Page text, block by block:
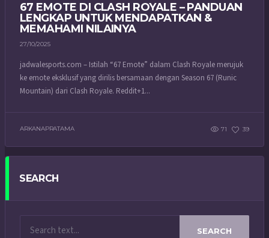
67 EMOTE DI CLASH ROYALE – PANDUAN
LENGKAP UNTUK MENDAPATKAN &
MEMAHAMI NILAINYA
27/10/2025
jadwalesports.com – Istilah “67 Emote” dalam Clash Royale merujuk
ke emote eksklusif yang dirilis bersamaan dengan Season 67 (Runic
Mountain) dari Clash Royale. Reddit+1...
ARKANAPRATAMA 71 39
SEARCH
SEARCH